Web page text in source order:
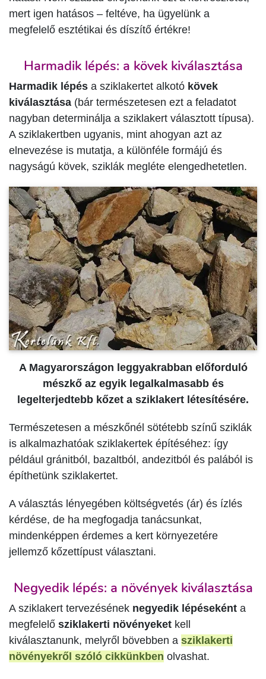
mert igen hatásos – feltéve, ha ügyelünk a
megfelelő esztétikai és díszítő értékre!
Harmadik lépés: a kövek kiválasztása
Harmadik lépés a sziklakertet alkotó kövek
kiválasztása (bár természetesen ezt a feladatot
nagyban determinálja a sziklakert választott típusa).
A sziklakertben ugyanis, mint ahogyan azt az
elnevezése is mutatja, a különféle formájú és
nagyságú kövek, sziklák megléte elengedhetetlen.
A Magyarországon leggyakrabban előforduló
mészkő az egyik legalkalmasabb és
legelterjedtebb kőzet a sziklakert létesítésére.
Természetesen a mészkőnél sötétebb színű sziklák
is alkalmazhatóak sziklakertek építéséhez: így
például gránitból, bazaltból, andezitból és palából is
építhetünk sziklakertet.
A választás lényegében költségvetés (ár) és ízlés
kérdése, de ha megfogadja tanácsunkat,
mindenképpen érdemes a kert környezetére
jellemző kőzettípust választani.
Negyedik lépés: a növények kiválasztása
A sziklakert tervezésének negyedik lépéseként a
megfelelő sziklakerti növényeket kell
kiválasztanunk, melyről bövebben a sziklakerti
növényekről szóló cikkünkben olvashat.